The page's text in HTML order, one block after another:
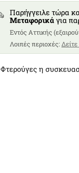
Παρήγγειλε τώρα
Μεταφορικά για
Eντός Αττικής
Λοιπές περιοχές:
Φτερούγες η